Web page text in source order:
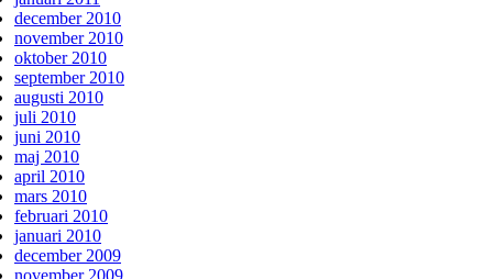
december 2010
november 2010
oktober 2010
september 2010
augusti 2010
juli 2010
juni 2010
maj 2010
april 2010
mars 2010
februari 2010
januari 2010
december 2009